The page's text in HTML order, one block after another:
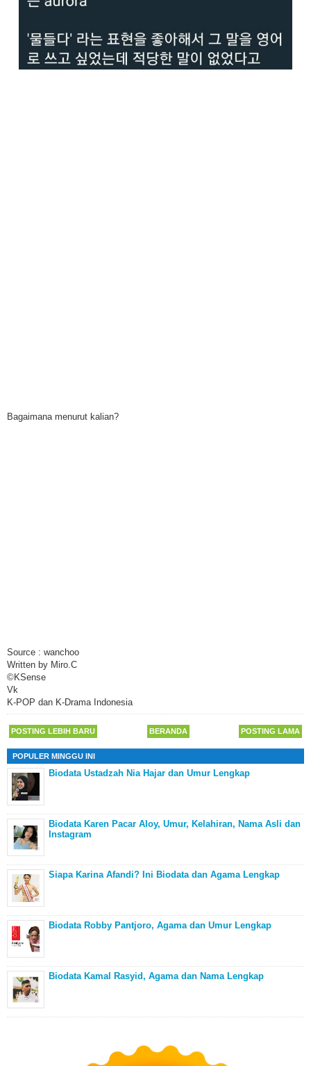
Bagaimana menurut kalian?
Source : wanchoo
Written by Miro.C
©KSense
Vk
K-POP dan K-Drama Indonesia
POSTING LEBIH BARU POSTING LAMA
BERANDA
POPULER MINGGU INI
Biodata Ustadzah Nia Hajar dan Umur Lengkap
Biodata Karen Pacar Aloy, Umur, Kelahiran, Nama Asli dan
Instagram
Siapa Karina Afandi? Ini Biodata dan Agama Lengkap
Biodata Robby Pantjoro, Agama dan Umur Lengkap
Biodata Kamal Rasyid, Agama dan Nama Lengkap